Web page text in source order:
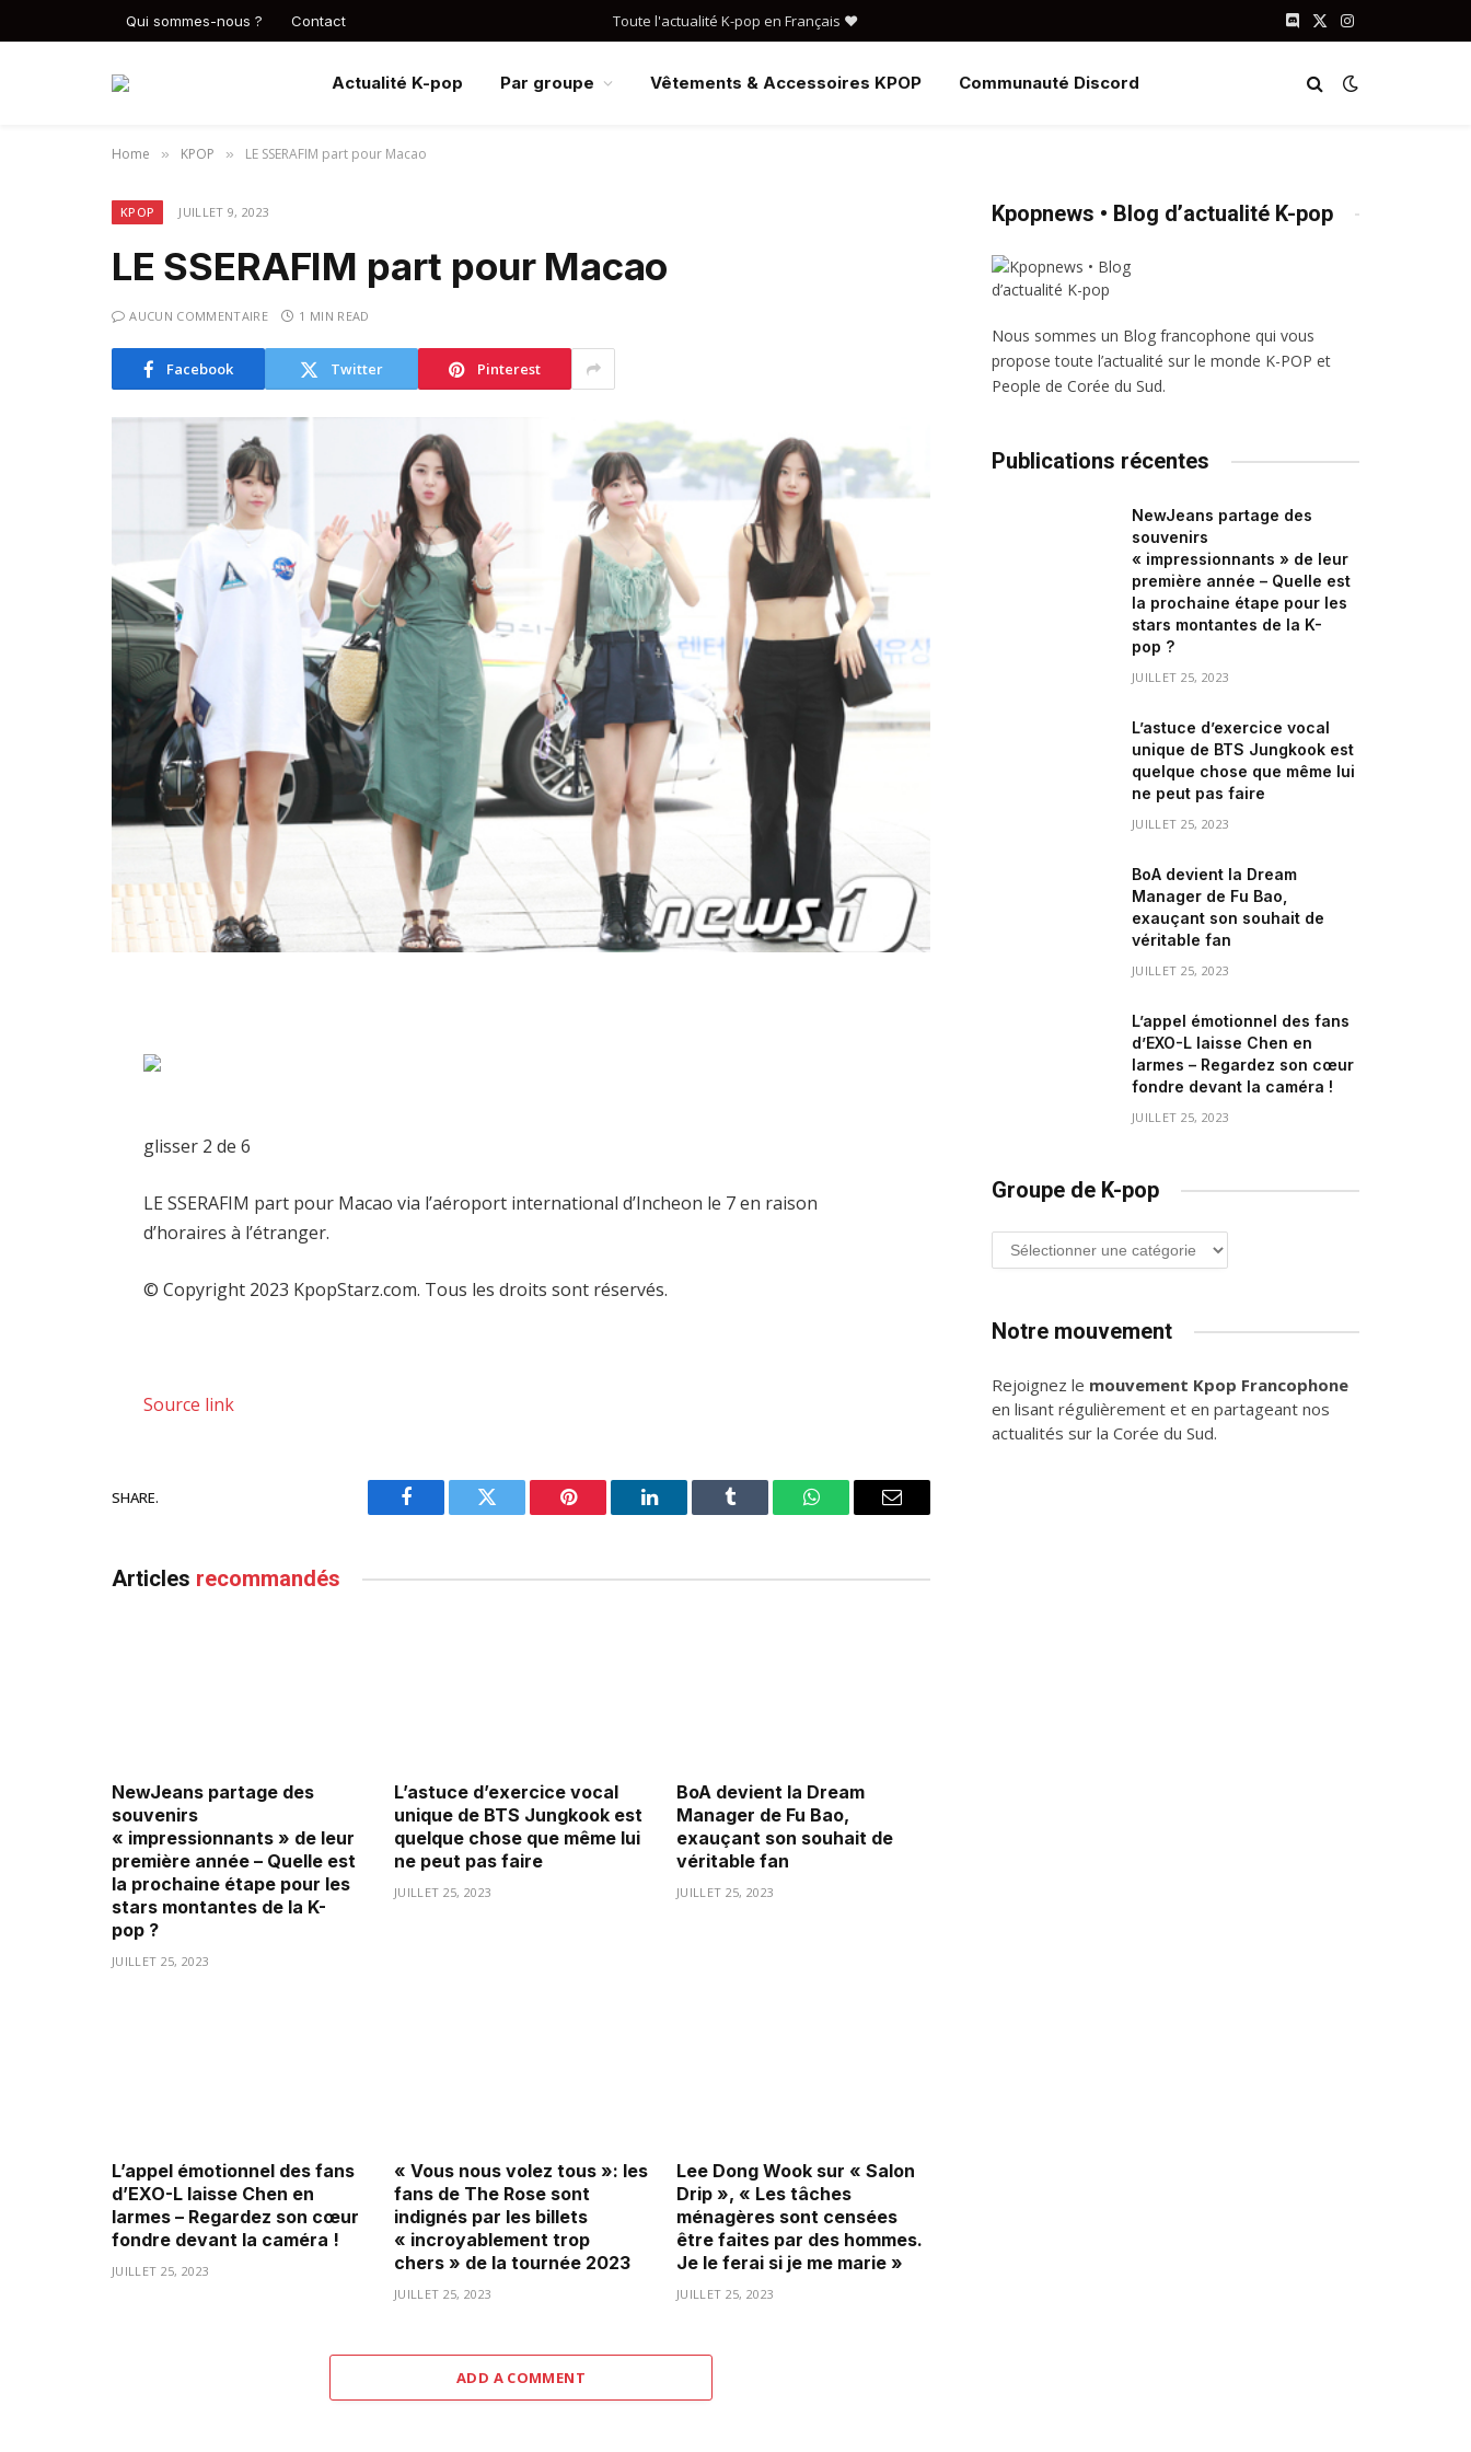
Qui sommes-nous ? Contact Toute l'actualité K-pop en Français ❤️ Discord
X
Instagram
Actualité K-pop Par groupe Vêtements & Accessoires KPOP Communauté Discord
Home » KPOP » LE SSERAFIM part pour Macao
KPOP JUILLET 9, 2023
LE SSERAFIM part pour Macao
AUCUN COMMENTAIRE 1 MIN READ
Facebook Twitter Pinterest
glisser 2 de 6
LE SSERAFIM part pour Macao via l’aéroport international d’Incheon le 7 en raison
d’horaires à l’étranger.
© Copyright 2023 KpopStarz.com. Tous les droits sont réservés.
Source link
SHARE.
Facebook Twitter Pinterest LinkedIn Tumblr WhatsAppEmail
Articles recommandés
NewJeans partage des
souvenirs
« impressionnants » de leur
première année – Quelle est
la prochaine étape pour les
stars montantes de la K-
pop ?
JUILLET 25, 2023
L’astuce d’exercice vocal
unique de BTS Jungkook est
quelque chose que même lui
ne peut pas faire
JUILLET 25, 2023
BoA devient la Dream
Manager de Fu Bao,
exauçant son souhait de
véritable fan
JUILLET 25, 2023
L’appel émotionnel des fans
d’EXO-L laisse Chen en
larmes – Regardez son cœur
fondre devant la caméra !
JUILLET 25, 2023
« Vous nous volez tous »: les
fans de The Rose sont
indignés par les billets
« incroyablement trop
chers » de la tournée 2023
JUILLET 25, 2023
Lee Dong Wook sur « Salon
Drip », « Les tâches
ménagères sont censées
être faites par des hommes.
Je le ferai si je me marie »
JUILLET 25, 2023
ADD A COMMENT
Kpopnews • Blog d’actualité K-pop
Nous sommes un Blog francophone qui vous
propose toute l’actualité sur le monde K-POP et
People de Corée du Sud.
Publications récentes
NewJeans partage des
souvenirs
« impressionnants » de leur
première année – Quelle est
la prochaine étape pour les
stars montantes de la K-
pop ?
JUILLET 25, 2023
L’astuce d’exercice vocal
unique de BTS Jungkook est
quelque chose que même lui
ne peut pas faire
JUILLET 25, 2023
BoA devient la Dream
Manager de Fu Bao,
exauçant son souhait de
véritable fan
JUILLET 25, 2023
L’appel émotionnel des fans
d’EXO-L laisse Chen en
larmes – Regardez son cœur
fondre devant la caméra !
JUILLET 25, 2023
Groupe de K-pop
Groupe
de
Notre mouvement
Rejoignez le mouvement Kpop Francophone
en lisant régulièrement et en partageant nos
actualités sur la Corée du Sud.